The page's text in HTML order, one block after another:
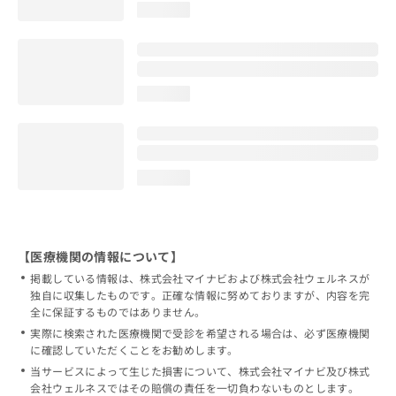
【医療機関の情報について】
掲載している情報は、株式会社マイナビおよび株式会社ウェルネスが
独自に収集したものです。正確な情報に努めておりますが、内容を完
全に保証するものではありません。
実際に検索された医療機関で受診を希望される場合は、必ず医療機関
に確認していただくことをお勧めします。
当サービスによって生じた損害について、株式会社マイナビ及び株式
会社ウェルネスではその賠償の責任を一切負わないものとします。